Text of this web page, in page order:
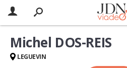
Michel DOS-REIS
LEGUEVIN